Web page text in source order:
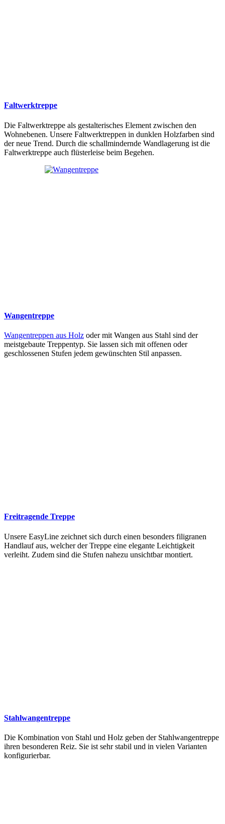
Faltwerktreppe
Die Faltwerktreppe als gestalterisches Element zwischen den
Wohnebenen. Unsere Faltwerktreppen in dunklen Holzfarben sind
der neue Trend. Durch die schallmindernde Wandlagerung ist die
Faltwerktreppe auch flüsterleise beim Begehen.
Wangentreppe
Wangentreppen aus Holz oder mit Wangen aus Stahl sind der
meistgebaute Treppentyp. Sie lassen sich mit offenen oder
geschlossenen Stufen jedem gewünschten Stil anpassen.
Freitragende Treppe
Unsere EasyLine zeichnet sich durch einen besonders filigranen
Handlauf aus, welcher der Treppe eine elegante Leichtigkeit
verleiht. Zudem sind die Stufen nahezu unsichtbar montiert.
Stahlwangentreppe
Die Kombination von Stahl und Holz geben der Stahlwangentreppe
ihren besonderen Reiz. Sie ist sehr stabil und in vielen Varianten
konfigurierbar.